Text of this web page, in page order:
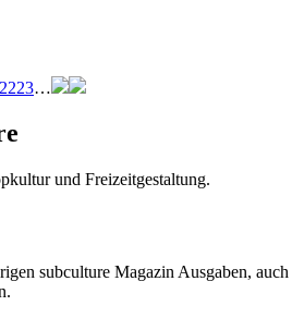
2223…
und Freizeitgestaltung.
subculture Magazin Ausgaben, auch